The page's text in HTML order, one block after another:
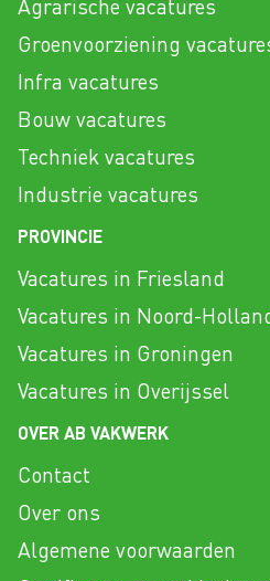
Agrarische vacatures
Groenvoorziening
Infra vacatures
Bouw vacatures
Techniek vacatures
Industrie vacatures
PROVINCIE
Vacatures in Friesland
Vacatures in Noord-
Vacatures in Groningen
Vacatures in Overijssel
OVER AB VAKWERK
Contact
Over ons
Algemene voorwaarden